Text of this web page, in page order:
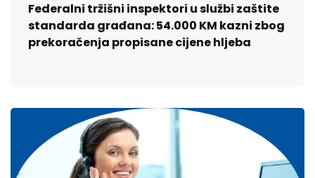
Federalni tržišni inspektori u službi zaštite
standarda građana: 54.000 KM kazni zbog
prekoračenja propisane cijene hljeba